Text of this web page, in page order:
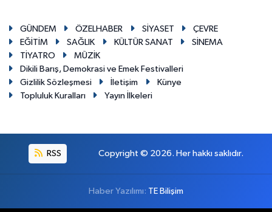
GÜNDEM ÖZELHABER SİYASET
ÇEVRE
EĞİTİM
SAĞLIK KÜLTÜR SANAT
SİNEMA
TİYATRO
MÜZİK
Dikili Barış, Demokrasi ve Emek Festivalleri
Gizlilik Sözleşmesi
İletişim
Künye
Topluluk Kuralları
Yayın İlkeleri
RSS Copyright © 2026. Her hakkı saklıdır.
Haber Yazılımı: TE Bilişim